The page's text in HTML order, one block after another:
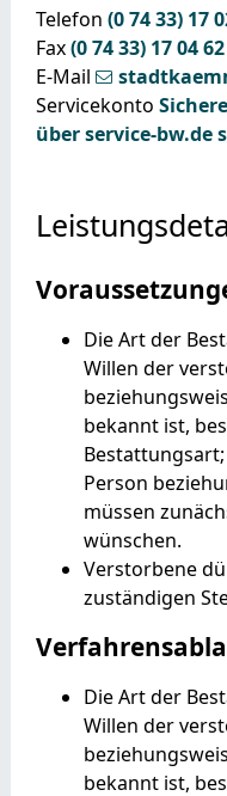
Telefon (07433) 17
Fax(07433) 170462
E-Mail
Servicekonto
über service-bw.de
Die Art der
Willen der
bekannt ist,
Person
müssen
wünschen.
Verstorbene
zuständigen
Die Art der
Willen der
bekannt ist,